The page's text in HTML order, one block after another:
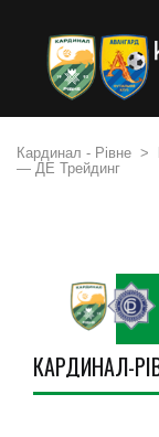
Кардинал - Рівне >
— ДЕ Трейдинг